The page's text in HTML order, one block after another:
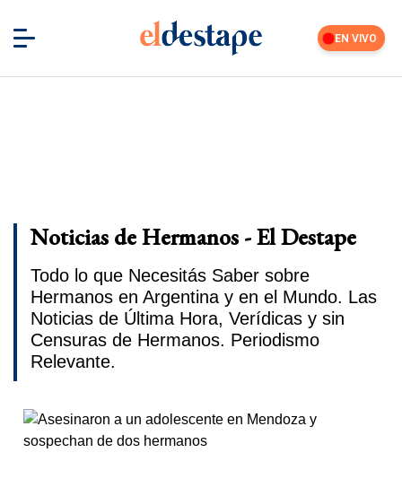
EN VIVO
Noticias de Hermanos - El Destape
Todo lo que Necesitás Saber sobre
Hermanos en Argentina y en el Mundo. Las
Noticias de Última Hora, Verídicas y sin
Censuras de Hermanos. Periodismo
Relevante.